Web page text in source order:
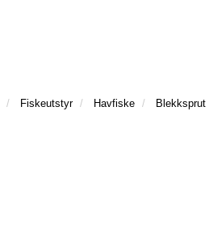
Fiskeutstyr Havfiske Blekksprut